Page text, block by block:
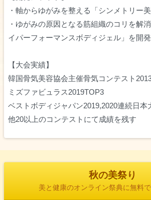
・軸からゆがみを整える「シンメトリー
・ゆがみの原因となる筋組織のコリを解
イパーフォーマンスボディジェル」を開発
【大会実績】
韓国骨気美容協会主催骨気コンテスト
ミズファビュラス2019TOP3
ベストボディジャパン2019,2020連続日本
他20以上のコンテストにて成績を残す
秋の美祭り
美と健康のオンライン祭典に無料で